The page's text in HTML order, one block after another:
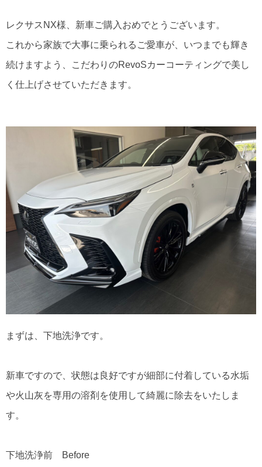
レクサスNX様、新車ご購入おめでとうございます。
これから家族で大事に乗られるご愛車が、いつまでも輝き
続けますよう、こだわりのRevoSカーコーティングで美し
く仕上げさせていただきます。
まずは、下地洗浄です。
新車ですので、状態は良好ですが細部に付着している水垢
や火山灰を専用の溶剤を使用して綺麗に除去をいたしま
す。
下地洗浄前 Before